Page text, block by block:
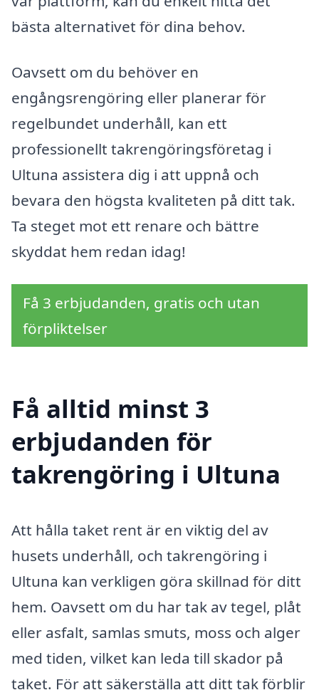
bästa alternativet för dina behov.
Oavsett om du behöver en
engångsrengöring eller planerar för
regelbundet underhåll, kan ett
professionellt takrengöringsföretag i
Ultuna assistera dig i att uppnå och
bevara den högsta kvaliteten på ditt tak.
Ta steget mot ett renare och bättre
skyddat hem redan idag!
Få 3 erbjudanden, gratis och utan
förpliktelser
Få alltid minst 3
erbjudanden för
takrengöring i Ultuna
Att hålla taket rent är en viktig del av
husets underhåll, och takrengöring i
Ultuna kan verkligen göra skillnad för ditt
hem. Oavsett om du har tak av tegel, plåt
eller asfalt, samlas smuts, moss och alger
med tiden, vilket kan leda till skador på
taket. För att säkerställa att ditt tak förblir